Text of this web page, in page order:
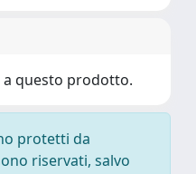
a questo prodotto.
protetti da
riservati, salvo